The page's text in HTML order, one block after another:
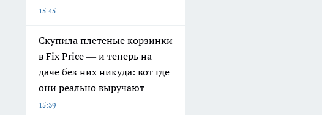
15:45
Скупила плетеные корзинки
в Fix Price — и теперь на
даче без них никуда: вот где
они реально выручают
15:39